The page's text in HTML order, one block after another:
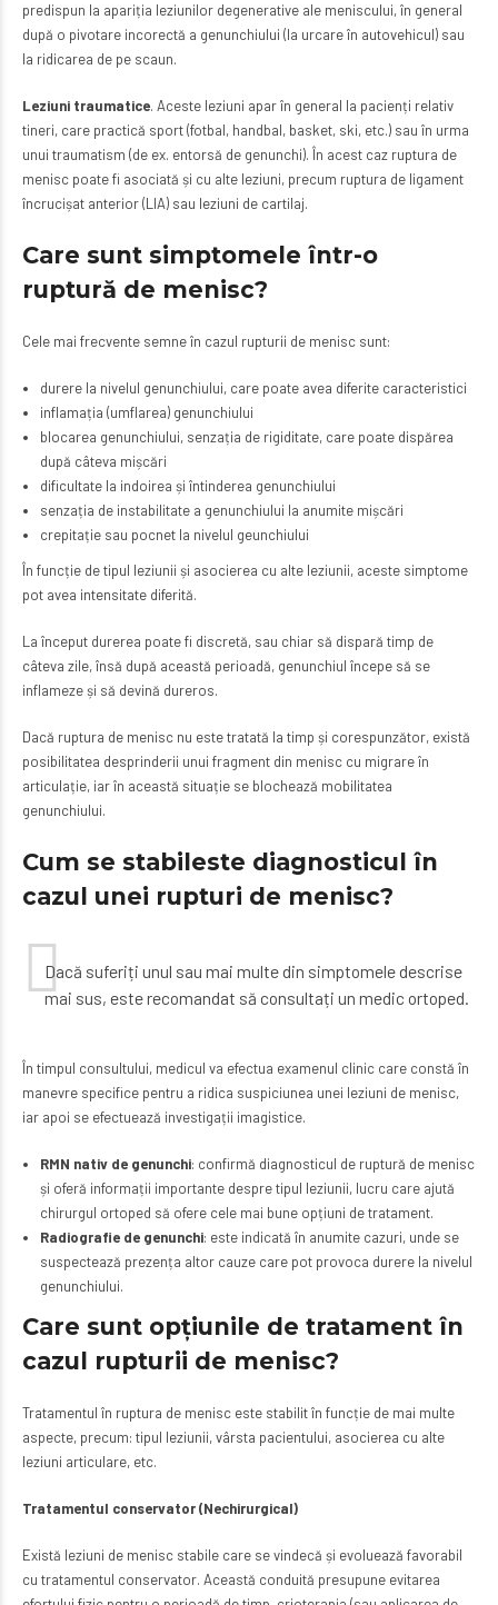
predispun la apariția leziunilor degenerative ale meniscului, în general
după o pivotare incorectă a genunchiului (la urcare în autovehicul) sau
la ridicarea de pe scaun.
Leziuni traumatice. Aceste leziuni apar în general la pacienți relativ
tineri, care practică sport (fotbal, handbal, basket, ski, etc.) sau în urma
unui traumatism (de ex. entorsă de genunchi). În acest caz ruptura de
menisc poate fi asociată și cu alte leziuni, precum ruptura de ligament
încrucișat anterior (LIA) sau leziuni de cartilaj.
Care sunt simptomele într-o
ruptură de menisc?
Cele mai frecvente semne în cazul rupturii de menisc sunt:
durere la nivelul genunchiului, care poate avea diferite caracteristici
inflamația (umflarea) genunchiului
blocarea genunchiului, senzația de rigiditate, care poate dispărea
după câteva mișcări
dificultate la indoirea și întinderea genunchiului
senzația de instabilitate a genunchiului la anumite mișcări
crepitație sau pocnet la nivelul geunchiului
În funcție de tipul leziunii și asocierea cu alte leziunii, aceste simptome
pot avea intensitate diferită.
La început durerea poate fi discretă, sau chiar să dispară timp de
câteva zile, însă după această perioadă, genunchiul începe să se
inflameze și să devină dureros.
Dacă ruptura de menisc nu este tratată la timp și corespunzător, există
posibilitatea desprinderii unui fragment din menisc cu migrare în
articulație, iar în această situație se blochează mobilitatea
genunchiului.
Cum se stabileste diagnosticul în
cazul unei rupturi de menisc?
Dacă suferiți unul sau mai multe din simptomele descrise
mai sus, este recomandat să consultați un medic ortoped.
În timpul consultului, medicul va efectua examenul clinic care constă în
manevre specifice pentru a ridica suspiciunea unei leziuni de menisc,
iar apoi se efectuează investigații imagistice.
RMN nativ de genunchi: confirmă diagnosticul de ruptură de menisc
și oferă informații importante despre tipul leziunii, lucru care ajută
chirurgul ortoped să ofere cele mai bune opțiuni de tratament.
Radiografie de genunchi: este indicată în anumite cazuri, unde se
suspectează prezența altor cauze care pot provoca durere la nivelul
genunchiului.
Care sunt opțiunile de tratament în
cazul rupturii de menisc?
Tratamentul în ruptura de menisc este stabilit în funcție de mai multe
aspecte, precum: tipul leziunii, vârsta pacientului, asocierea cu alte
leziuni articulare, etc.
Tratamentul conservator (Nechirurgical)
Există leziuni de menisc stabile care se vindecă și evoluează favorabil
cu tratamentul conservator. Această conduită presupune evitarea